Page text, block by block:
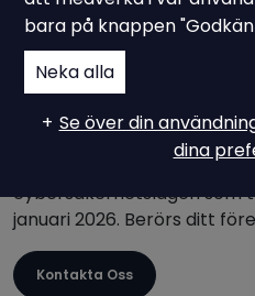
NIS2 står för ”Network and
Directive 2” och ersätter
NIS2 är ett EU‑direktiv
cybersäkerheten inom
medlemsstaterna genom
Sveriges fall bland annat
cybersäkerhetslagen som
januari 2026. Berörs ditt
Kontakta Oss
bara på knappen
Neka alla
Se över din
dina